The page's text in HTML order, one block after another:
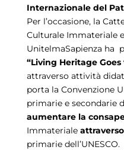
Internazionale del
Per l’occasione, la
Culturale Immateriale
UnitelmaSapienza ha
“Living Heritage Goes
attraverso attività
porta la Convenzione
primarie e secondarie
aumentare la
Immateriale
primarie dell’UNESCO.